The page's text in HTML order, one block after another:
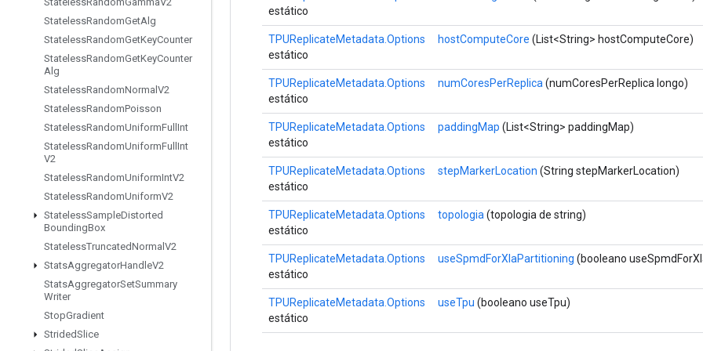
StatelessRandomGetAlg
StatelessRandomGetKeyCounter
StatelessRandomGetKeyCounter
Alg
StatelessRandomNormal V2
StatelessRandomPoisson
StatelessRandomUniformFull Int
StatelessRandomUniformFull Int
V2
StatelessRandomUniformIntV2
StatelessRandomUniformV2
StatelessSampleDistorted
BoundingBox
StatelessTruncatedNormal V2
StatsAggregatorHandleV2
StatsAggregatorSetSummary
Writer
StopGradient
StridedSlice
estático
TPUReplicateMetadata.Options
estático
hostComputeCore (List<String> hostComputeCore)
TPUReplicateMetadata.Options
estático
numCoresPerReplica (numCoresPerReplica longo)
TPUReplicateMetadata.Options
estático
paddingMap (List<String> paddingMap)
TPUReplicateMetadata.Options
estático
stepMarkerLocation (String stepMarkerLocation)
TPUReplicateMetadata.Options
estático
topologia (topologia de string)
TPUReplicateMetadata.Options
estático
useSpmdForXlaPartitioning (booleano
TPUReplicateMetadata.Options
estático
useTpu (booleano useTpu)